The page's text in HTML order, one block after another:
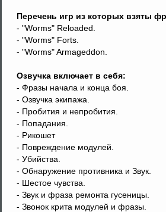
Перечень игр из которых взяты
- "Worms" Reloaded.
- "Worms" Forts.
- "Worms" Armageddon.
Озвучка включает в себя:
- Фразы начала и конца боя.
- Озвучка экипажа.
- Пробития и непробития.
- Попадания.
- Рикошет
- Повреждение модулей.
- Убийства.
- Обнаружение противника и Звук.
- Шестое чувства.
- Звук и фраза ремонта гусеницы.
- Звонок крита модулей и фразы.